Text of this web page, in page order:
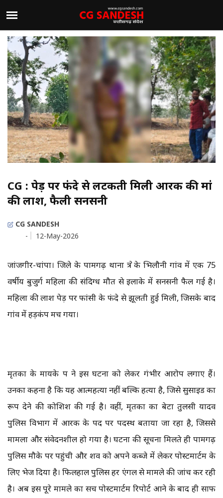
CG : पेड़ पर फंदे से लटकती मिली आरक्षक की मां
की लाश, फैली सनसनी
CG SANDESH
-
12-May-2026
जांजगीर-चांपा। जिले के पामगढ़ थाना क्षेत्र के भिलौनी गांव में एक 75
वर्षीय बुजुर्ग महिला की संदिग्ध मौत से इलाके में सनसनी फैल गई है।
महिला की लाश पेड़ पर फांसी के फंदे से झूलती हुई मिली, जिसके बाद
गांव में हड़कंप मच गया।
मृतका के मायके पक्ष ने इस घटना को लेकर गंभीर आरोप लगाए हैं।
उनका कहना है कि यह आत्महत्या नहीं बल्कि हत्या है, जिसे सुसाइड का
रूप देने की कोशिश की गई है। वहीं, मृतका का बेटा तुलसी यादव
पुलिस विभाग में आरक्षक के पद पर पदस्थ बताया जा रहा है, जिससे
मामला और संवेदनशील हो गया है। घटना की सूचना मिलते ही पामगढ़
पुलिस मौके पर पहुंची और शव को अपने कब्जे में लेकर पोस्टमार्टम के
लिए भेज दिया है। फिलहाल पुलिस हर एंगल से मामले की जांच कर रही
है। अब इस पूरे मामले का सच पोस्टमार्टम रिपोर्ट आने के बाद ही साफ